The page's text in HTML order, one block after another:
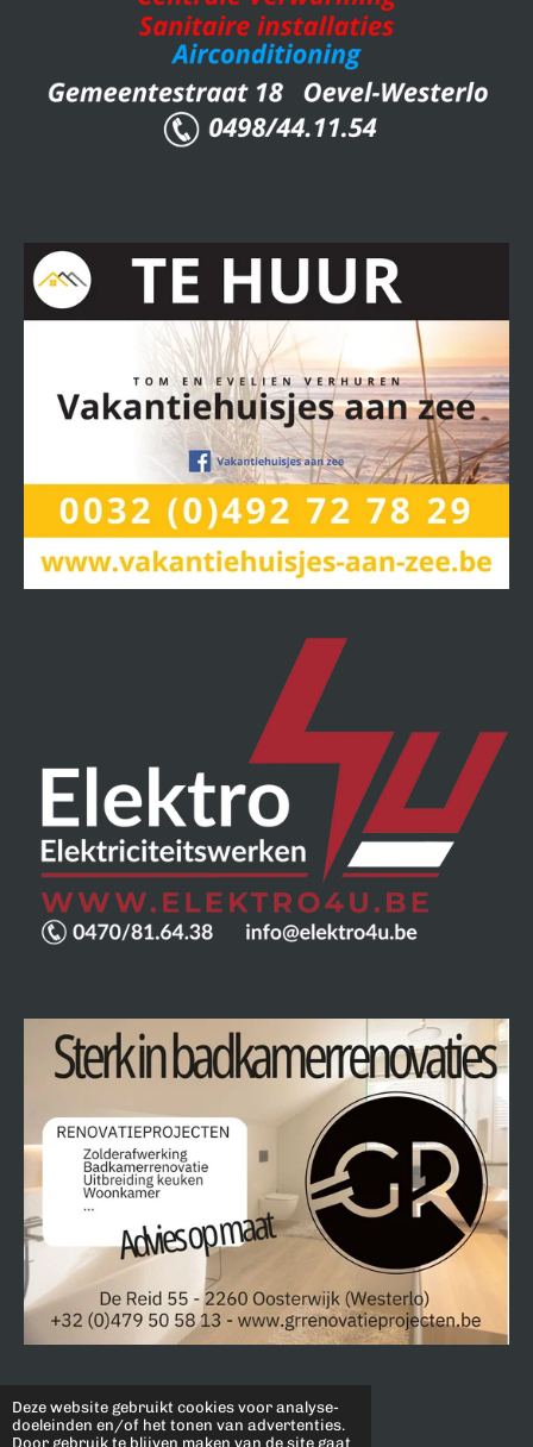
Deze website gebruikt cookies voor analyse-
doeleinden en/of het tonen van advertenties.
Door gebruik te blijven maken van de site gaat
©2022 by JudoClub Oevel.